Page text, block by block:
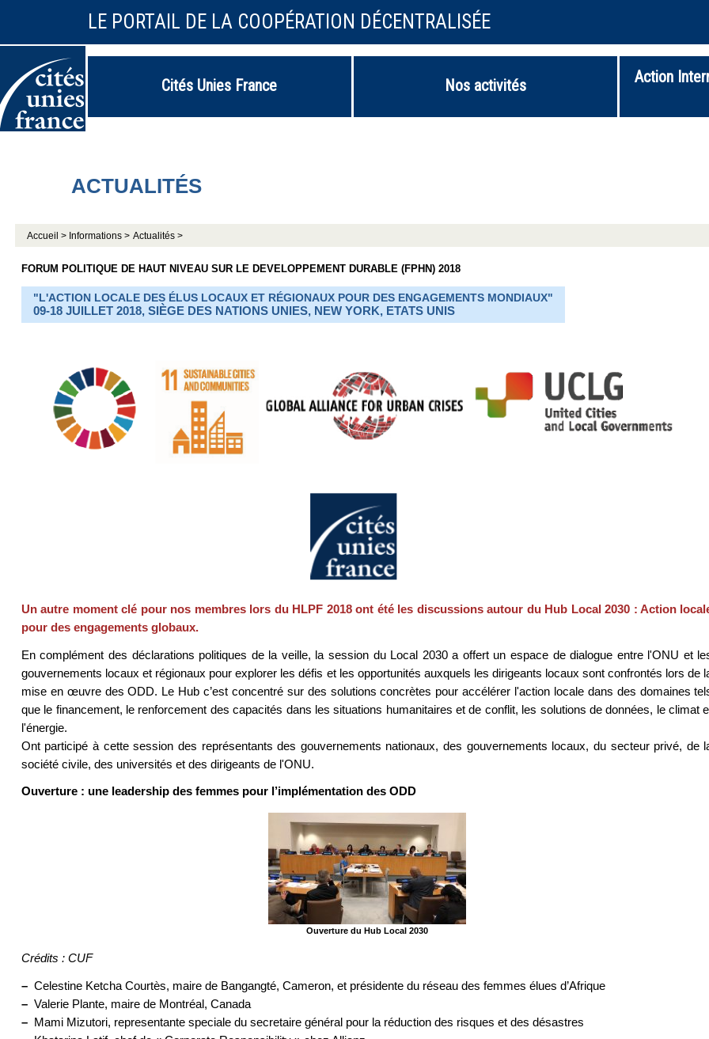
LE PORTAIL DE LA COOPÉRATION DÉCENTRALISÉE
Cités Unies France Nos activités
Action
ACTUALITÉS
Accueil > Informations > Actualités >
FORUM POLITIQUE DE HAUT NIVEAU SUR LE DEVELOPPEMENT DURABLE (FPHN) 2018
"L'ACTION LOCALE DES ÉLUS LOCAUX ET RÉGIONAUX POUR DES ENGAGEMENTS MONDIAUX"
09-18 JUILLET 2018, SIÈGE DES NATIONS UNIES, NEW YORK, ETATS UNIS
Un autre moment clé pour nos membres lors du HLPF 2018 ont été les discussions autour du Hub Local 2030 : Action
pour des engagements globaux.
En complément des déclarations politiques de la veille, la session du Local 2030 a offert un espace de dialogue entre l'ONU et
gouvernements locaux et régionaux pour explorer les défis et les opportunités auxquels les dirigeants locaux sont confrontés lors de
mise en œuvre des ODD. Le Hub c’est concentré sur des solutions concrètes pour accélérer l'action locale dans des domaines
que le financement, le renforcement des capacités dans les situations humanitaires et de conflit, les solutions de données, le climat
l'énergie.
Ont participé à cette session des représentants des gouvernements nationaux, des gouvernements locaux, du secteur privé, de
société civile, des universités et des dirigeants de l'ONU.
Ouverture : une leadership des femmes pour l’implémentation des ODD
Ouverture du Hub Local 2030
Crédits : CUF
–Celestine Ketcha Courtès, maire de Bangangté, Cameron, et présidente du réseau des femmes élues d’Afrique
–Valerie Plante, maire de Montréal, Canada
–Mami Mizutori, representante speciale du secretaire général pour la réduction des risques et des désastres